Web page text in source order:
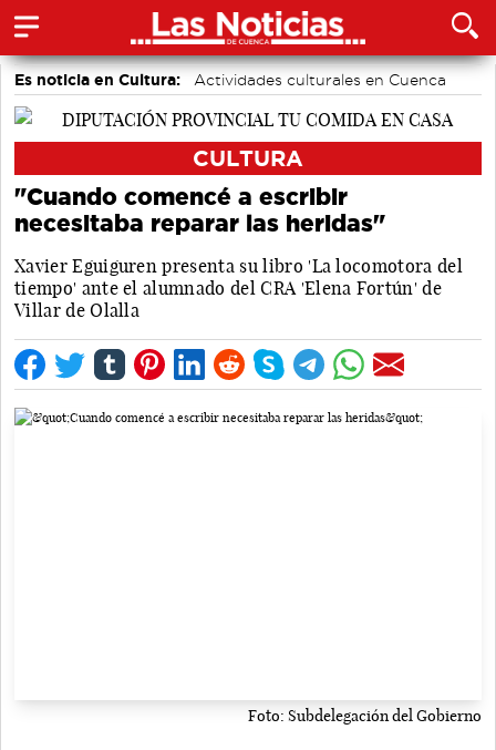
Es noticia en Cultura: Actividades culturales en Cuenca
CULTURA
"Cuando comencé a escribir
necesitaba reparar las heridas"
Xavier Eguiguren presenta su libro 'La locomotora del
tiempo' ante el alumnado del CRA 'Elena Fortún' de
Villar de Olalla
Foto: Subdelegación del Gobierno